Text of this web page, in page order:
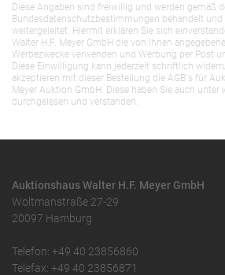
Diese Angaben sind freiwillig und werden gemäß
Bundesdatenschutzbestimmungen behandelt
weitergeleitet. Hiermit erklären Sie sich
Walter H.F. Meyer GmbH die von Ihnen
Werbezwecke verwenden und Werbung per Post
Diese Einwilligung kann jederzeit schriftlich
akzeptieren mit dieser Bestellung die AGB`s für
Meyer Auktion GmbH. Diese haben Sie auch
durchgelesen und verstanden.
Auktionshaus Walter H.F. Meyer GmbH
Woltmanstraße 27-29
20097 Hamburg
Telefon: +49 40 23856860
Telefax: +49 40 23856871